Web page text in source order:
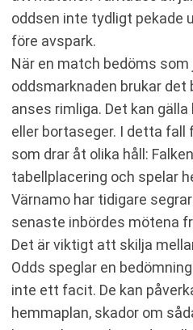
oddsen inte tydligt pekade
före avspark.
När en match bedöms som
oddsmarknaden brukar
anses rimliga. Det kan
eller bortaseger. I detta
som drar åt olika håll:
tabellplacering och spelar
Värnamo har tidigare
senaste inbördes mötena
Det är viktigt att skilja
Odds speglar en
inte ett facit. De kan
hemmaplan, skador om